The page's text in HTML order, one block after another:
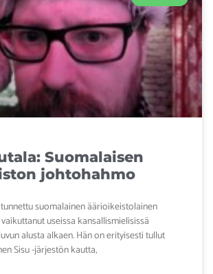
Suomalaisen
johtohahmo
suomalainen äärioikeistolainen
useissa kansallismielisissä
alusta alkaen. Hän on erityisesti tullut
Sisu -järjestön kautta,